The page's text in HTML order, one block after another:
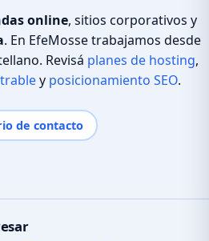
online, sitios corporativos y
. En EfeMosse trabajamos desde
Revisá planes de hosting,
y posicionamiento SEO.
de contacto